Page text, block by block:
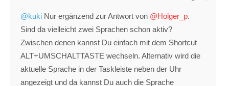
@kuki Nur ergänzend zur Antwort von @Holger_p.
Sind da vielleicht zwei Sprachen schon aktiv?
Zwischen denen kannst Du einfach mit dem Shortcut
ALT+UMSCHALTTASTE wechseln. Alternativ wird die
aktuelle Sprache in der Taskleiste neben der Uhr
angezeigt und da kannst Du auch die Sprache